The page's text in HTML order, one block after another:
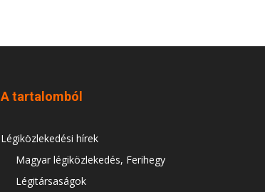
A tartalomból
Légiközlekedési hírek
Magyar légiközlekedés, Ferihegy
Légitársaságok